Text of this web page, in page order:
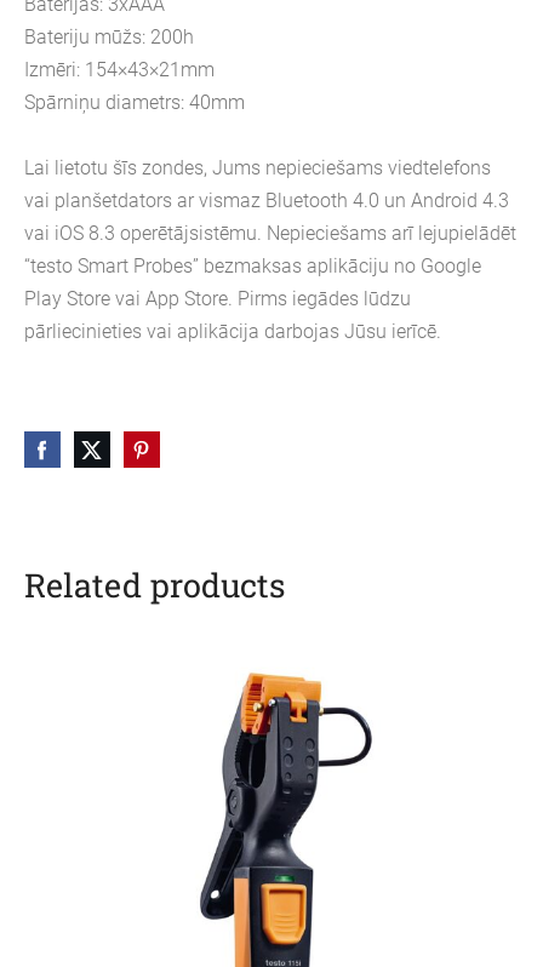
Baterijas: 3xAAA
Bateriju mūžs: 200h
Izmēri: 154×43×21mm
Spārniņu diametrs: 40mm
Lai lietotu šīs zondes, Jums nepieciešams viedtelefons
vai planšetdators ar vismaz Bluetooth 4.0 un Android 4.3
vai iOS 8.3 operētājsistēmu. Nepieciešams arī lejupielādēt
“testo Smart Probes” bezmaksas aplikāciju no Google
Play Store vai App Store. Pirms iegādes lūdzu
pārliecinieties vai aplikācija darbojas Jūsu ierīcē.
Related products